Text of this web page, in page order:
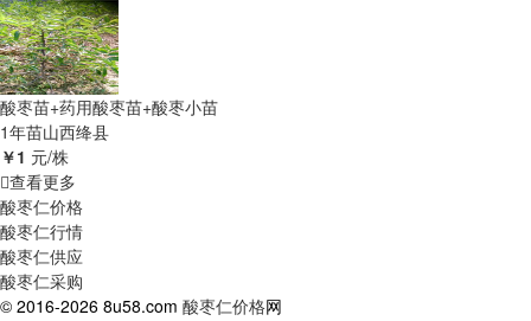
酸枣苗+药用酸枣苗+酸枣小苗
1年苗山西绛县
￥1 元/株
查看更多
酸枣仁价格
酸枣仁行情
酸枣仁供应
酸枣仁采购
© 2016-2026 8u58.com 酸枣仁价格网